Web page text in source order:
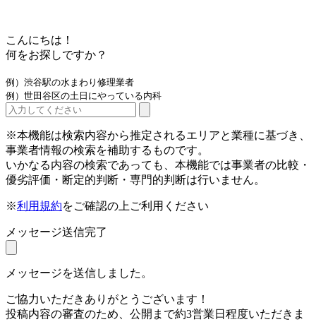
こんにちは！
何をお探しですか？
例）渋谷駅の水まわり修理業者
例）世田谷区の土日にやっている内科
※本機能は検索内容から推定されるエリアと業種に基づき、
事業者情報の検索を補助するものです。
いかなる内容の検索であっても、本機能では事業者の比較・
優劣評価・断定的判断・専門的判断は行いません。
※利用規約をご確認の上ご利用ください
メッセージ送信完了
メッセージを送信しました。
ご協力いただきありがとうございます！
投稿内容の審査のため、公開まで約3営業日程度いただきま